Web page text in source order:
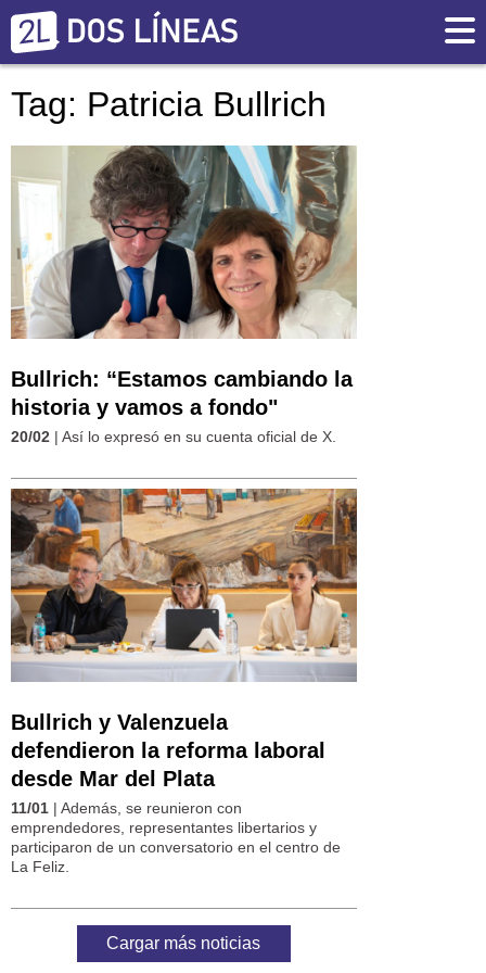
Tag: Patricia Bullrich
Bullrich: “Estamos cambiando la
historia y vamos a fondo"
20/02 | Así lo expresó en su cuenta oficial de X.
Bullrich y Valenzuela
defendieron la reforma laboral
desde Mar del Plata
11/01 | Además, se reunieron con
emprendedores, representantes libertarios y
participaron de un conversatorio en el centro de
La Feliz.
Cargar más noticias